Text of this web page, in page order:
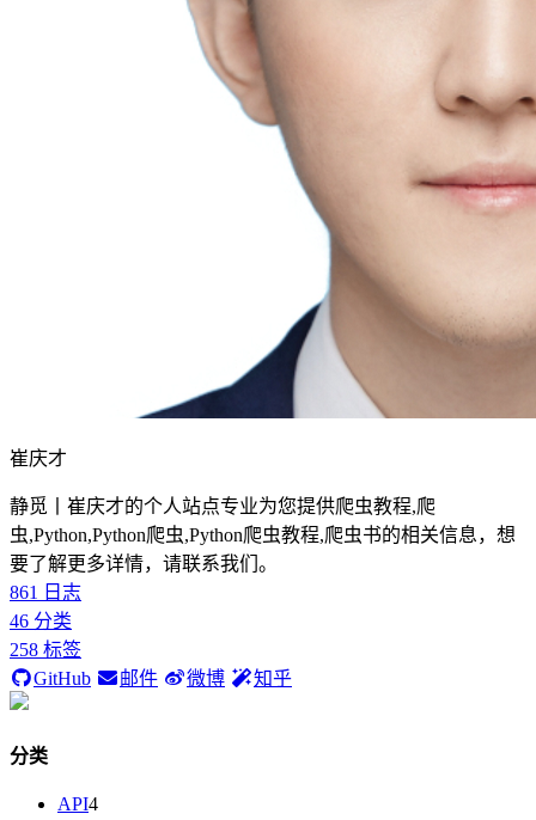
崔庆才
静觅丨崔庆才的个人站点专业为您提供爬虫教程,爬
虫,Python,Python爬虫,Python爬虫教程,爬虫书的相关信息，想
要了解更多详情，请联系我们。
861
日志
46 分类
258 标签
GitHub
邮件 微博 知乎
分类
API4